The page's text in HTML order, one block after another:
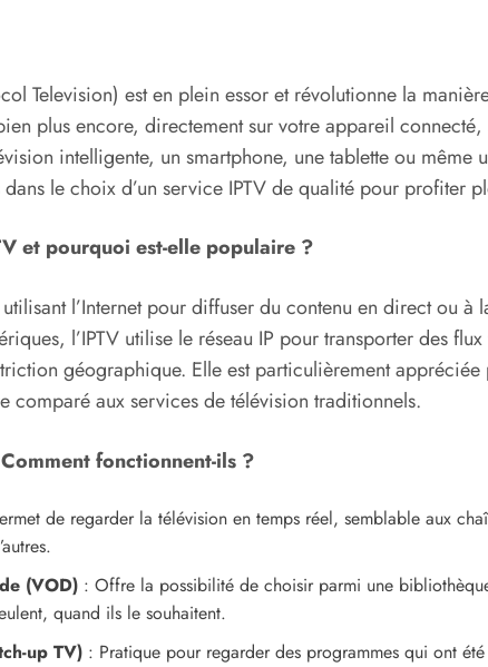
Television) est en plein essor et révolutionne la
plus encore, directement sur votre appareil
intelligente, un smartphone, une tablette ou même
le choix d’un service IPTV de qualité pour
et pourquoi est-elle populaire ?
utilisant l’Internet pour diffuser du contenu en direct ou
l’IPTV utilise le réseau IP pour transporter des
géographique. Elle est particulièrement
comparé aux services de télévision traditionnels.
fonctionnent-ils ?
de regarder la télévision en temps réel, semblable aux
(VOD) : Offre la possibilité de choisir parmi une
quand ils le souhaitent.
up TV) : Pratique pour regarder des programmes qui ont